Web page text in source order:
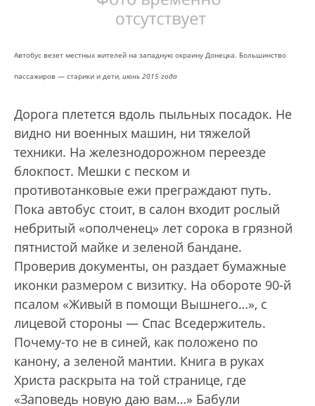
Автобус везет местных жителей на западную окраину Донецка. Большинство
пассажиров — старики и дети, июнь 2015 года
Дорога плетется вдоль пыльных посадок. Не
видно ни военных машин, ни тяжелой
техники. На железнодорожном переезде
блокпост. Мешки с песком и
противотанковые ежи преграждают путь.
Пока автобус стоит, в салон входит рослый
небритый «ополченец» лет сорока в грязной
пятнистой майке и зеленой бандане.
Проверив документы, он раздает бумажные
иконки размером с визитку. На обороте 90-й
псалом «Живый в помощи Вышнего…», с
лицевой стороны — Спас Вседержитель.
Почему-то не в синей, как положено по
канону, а зеленой мантии. Книга в руках
Христа раскрыта на той странице, где
«Заповедь новую даю вам…» Бабули